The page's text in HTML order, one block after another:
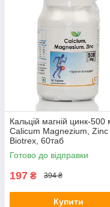
Кальцій магній цинк-500
Calicum Magnezium, Zinc
Biotrex, 60таб
Готово до відправки
197 ₴ 394 ₴
Купити